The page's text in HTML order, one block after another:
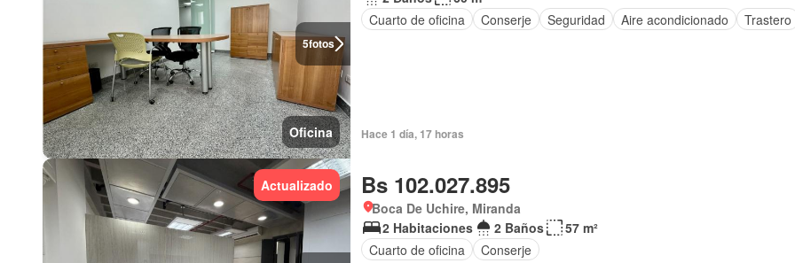
5fotos
Oficina
Cuarto de oficina
Conserje Seguridad Aire acondicionado Trastero
Hace 1 día, 17 horas
Actualizado Bs 102.027.895
Boca De Uchire, Miranda
2 Habitaciones
2 Baños
57 m²
Cuarto de oficina
Conserje